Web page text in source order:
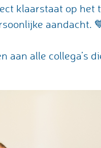
klaarstaat op het
aandacht.
aan alle collega’s